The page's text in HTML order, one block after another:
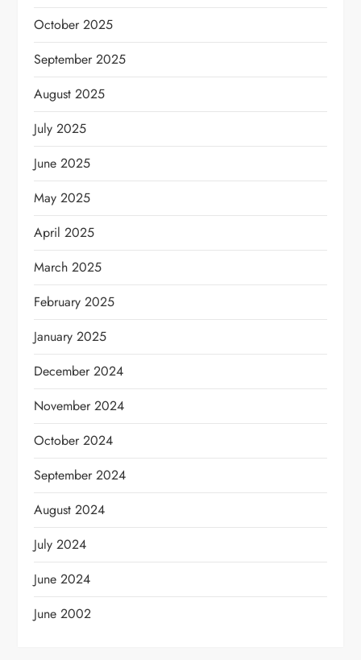
October 2025
September 2025
August 2025
July 2025
June 2025
May 2025
April 2025
March 2025
February 2025
January 2025
December 2024
November 2024
October 2024
September 2024
August 2024
July 2024
June 2024
June 2002